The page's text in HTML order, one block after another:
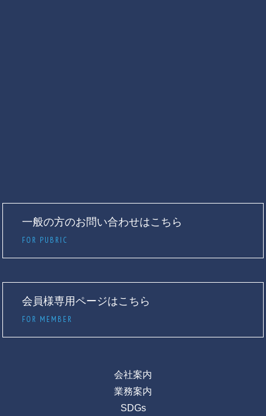
一般の方のお問い合わせはこちら
FOR PUBRIC
会員様専用ページはこちら
FOR MEMBER
会社案内
業務案内
SDGs